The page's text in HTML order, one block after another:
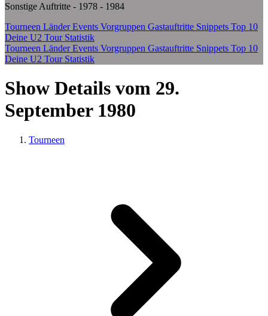
Sonstige Auftritte - 1978 - 1984
Tourneen LänderEvents Vorgruppen Gastauftritte Snippets Top 10
Deine U2 Tour Statistik
Tourneen LänderEvents Vorgruppen Gastauftritte Snippets Top 10
Deine U2 Tour Statistik
Show Details vom 29.
September 1980
Tourneen